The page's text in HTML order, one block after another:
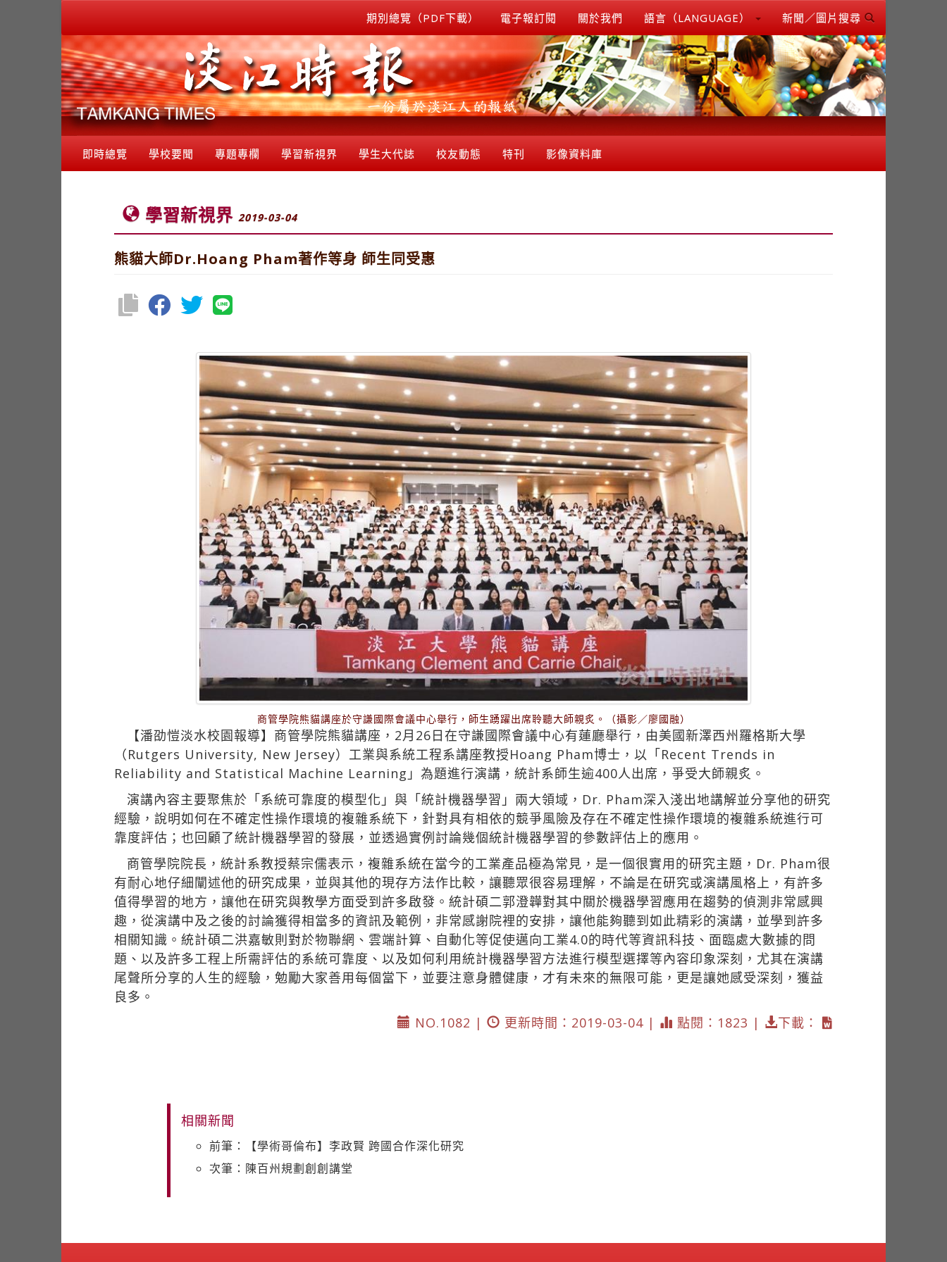
期別總覽（PDF下載） 電子報訂閱 關於我們 語言（LANGUAGE） 新聞／圖片搜尋
即時總覽 學校要聞 專題專欄 學習新視界 學生大代誌 校友動態 特刊 影像資料庫
學習新視界 2019-03-04
熊貓大師Dr.Hoang Pham著作等身 師生同受惠
商管學院熊貓講座於守謙國際會議中心舉行，師生踴躍出席聆聽大師親炙。（攝影／廖國融）
【潘劭愷淡水校園報導】商管學院熊貓講座，2月26日在守謙國際會議中心有蓮廳舉行，由美國新澤西州羅格斯大學
（Rutgers University, New Jersey）工業與系統工程系講座教授Hoang Pham博士，以「Recent Trends in
Reliability and Statistical Machine Learning」為題進行演講，統計系師生逾400人出席，爭受大師親炙。
演講內容主要聚焦於「系統可靠度的模型化」與「統計機器學習」兩大領域，Dr. Pham深入淺出地講解並分享他的研究
經驗，說明如何在不確定性操作環境的複雜系統下，針對具有相依的競爭風險及存在不確定性操作環境的複雜系統進行可
靠度評估；也回顧了統計機器學習的發展，並透過實例討論幾個統計機器學習的參數評估上的應用。
商管學院院長，統計系教授蔡宗儒表示，複雜系統在當今的工業產品極為常見，是一個很實用的研究主題，Dr. Pham很
有耐心地仔細闡述他的研究成果，並與其他的現存方法作比較，讓聽眾很容易理解，不論是在研究或演講風格上，有許多
值得學習的地方，讓他在研究與教學方面受到許多啟發。統計碩二郭澄韡對其中關於機器學習應用在趨勢的偵測非常感興
趣，從演講中及之後的討論獲得相當多的資訊及範例，非常感謝院裡的安排，讓他能夠聽到如此精彩的演講，並學到許多
相關知識。統計碩二洪嘉敏則對於物聯網、雲端計算、自動化等促使邁向工業4.0的時代等資訊科技、面臨處大數據的問
題、以及許多工程上所需評估的系統可靠度、以及如何利用統計機器學習方法進行模型選擇等內容印象深刻，尤其在演講
尾聲所分享的人生的經驗，勉勵大家善用每個當下，並要注意身體健康，才有未來的無限可能，更是讓她感受深刻，獲益
良多。
NO.1082 |
更新時間：2019-03-04 | 點閱：1823 | 下載：
相關新聞
前筆：【學術哥倫布】李政賢 跨國合作深化研究
次筆：陳百州規劃創創講堂